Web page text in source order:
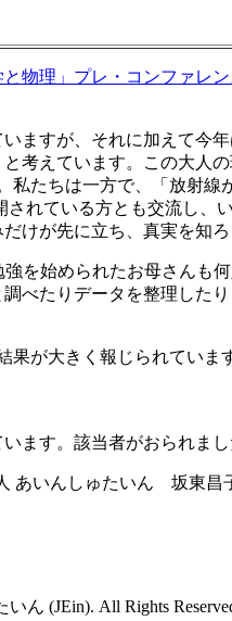
物理」プレ・コンファレ
ますが、それに加えて今
考えています。この大人
たちは一方で、「放射
れている方とも交流し、
が先に立ち、真実を知
を始められたお母さんも
べたりデータを整理した
が大きく報じられていま
ます。該当者がおられまし
あいんしゅたいん 坂東昌
ん (JEin). All Rights